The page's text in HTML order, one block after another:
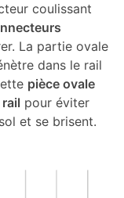
coulissant
La partie ovale
dans le rail
pièce ovale
pour éviter
et se brisent.